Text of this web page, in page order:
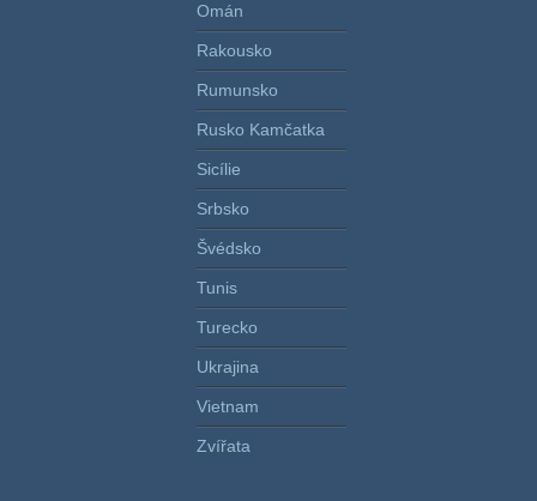
Omán
Rakousko
Rumunsko
Rusko Kamčatka
Sicílie
Srbsko
Švédsko
Tunis
Turecko
Ukrajina
Vietnam
Zvířata